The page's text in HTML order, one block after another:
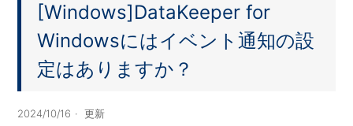
[Windows]DataKeeper for
Windowsにはイベント通知の設
定はありますか？
2024/10/16 更新